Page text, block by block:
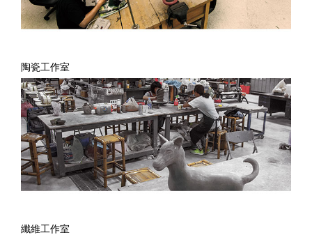
陶瓷工作室
纖維工作室